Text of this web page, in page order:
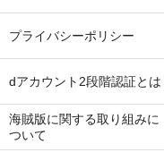
プライバシーポリシー
dアカウント2段階認証とは
海賊版に関する取り組みに
ついて